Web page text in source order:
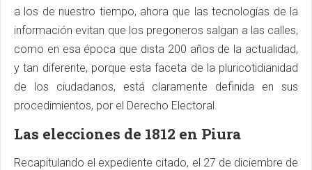
a los de nuestro tiempo, ahora que las tecnologías de la
información evitan que los pregoneros salgan a las calles,
como en esa época que dista 200 años de la actualidad,
y tan diferente, porque esta faceta de la pluricotidianidad
de los ciudadanos, está claramente definida en sus
procedimientos, por el Derecho Electoral.
Las elecciones de 1812 en Piura
Recapitulando el expediente citado, el 27 de diciembre de